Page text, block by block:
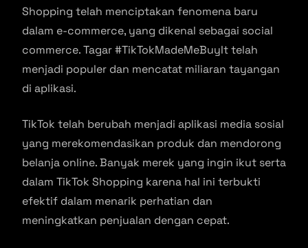
Shopping telah menciptakan fenomena baru
dalam e-commerce, yang dikenal sebagai social
commerce. Tagar #TikTokMadeMeBuyIt telah
menjadi populer dan mencatat miliaran tayangan
di aplikasi.
TikTok telah berubah menjadi aplikasi media sosial
yang merekomendasikan produk dan mendorong
belanja online. Banyak merek yang ingin ikut serta
dalam TikTok Shopping karena hal ini terbukti
efektif dalam menarik perhatian dan
meningkatkan penjualan dengan cepat.